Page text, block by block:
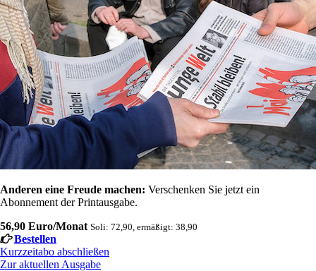
Anderen eine Freude machen: Verschenken Sie jetzt ein
Abonnement der Printausgabe.
56,90 Euro/Monat Soli: 72,90, ermäßigt: 38,90
Bestellen
Kurzzeitabo abschließen
Zur aktuellen Ausgabe